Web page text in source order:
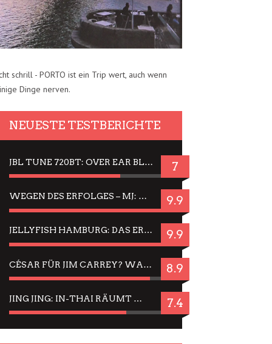
schrill - PORTO ist ein Trip wert, auch wenn
Dinge nerven.
NEUESTE TESTBERICHTE
JBL TUNE 720BT: OVER EAR BLUETOOTH KOPFHÖRER UM DIE 50,-€ IM DAUER-TEST 7
WEGEN DES ERFOLGES – MJ: MICHAEL JACKSON MUSICAL IN EINER MATINEE SEHEN 9.9
JELLYFISH HAMBURG: DAS ERFOLGREICHE SOMMER-MENÜ 2025 IN GEFÜHLEN UND BILDERN 9.9
CÉSAR FÜR JIM CARREY? WARUM DAS EINER DER NERVIGSTEN ACTORS IST UND BLEIBT 8.9
JING JING: IN-THAI RÄUMT WIEDER TITEL AB – EIN ZWEI-STUNDEN-ERLEBNISBERICHT 7.4